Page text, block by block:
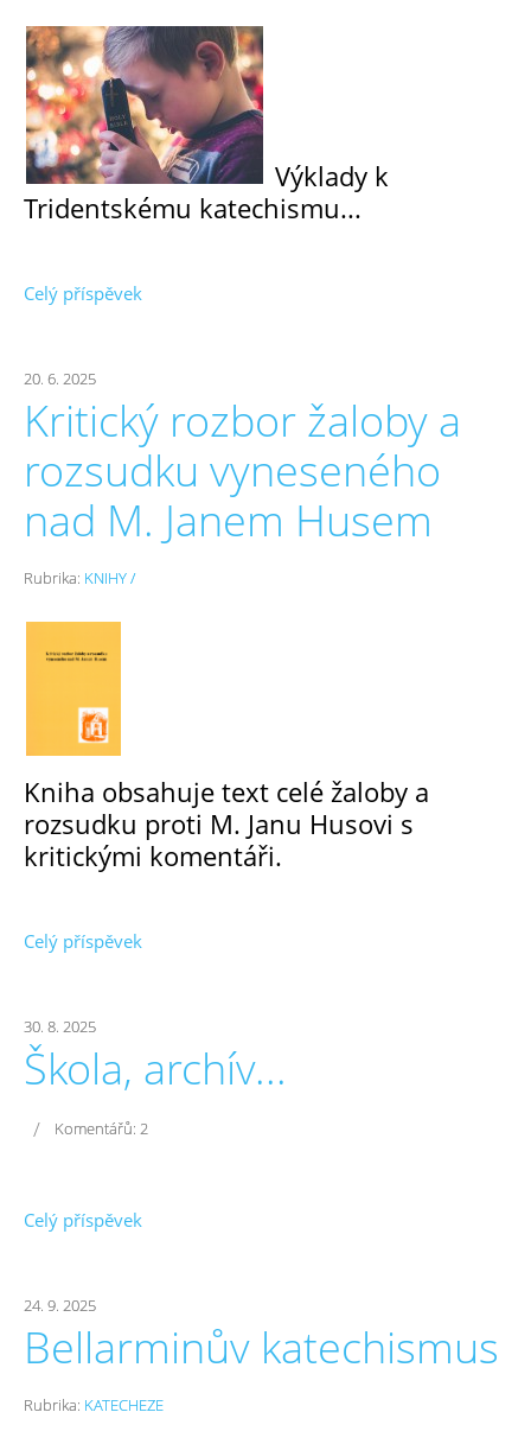
Výklady k
Tridentskému katechismu...
Celý příspěvek
20. 6. 2025
Kritický rozbor žaloby a
rozsudku vyneseného
nad M. Janem Husem
Rubrika: KNIHY /
Kniha obsahuje text celé žaloby a
rozsudku proti M. Janu Husovi s
kritickými komentáři.
Celý příspěvek
30. 8. 2025
Škola, archív...
/ Komentářů: 2
Celý příspěvek
24. 9. 2025
Bellarminův katechismus
Rubrika: KATECHEZE